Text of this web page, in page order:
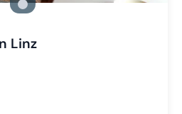
Zu Slide 2 wechseln
Zu Slide 3 wechseln
Linz